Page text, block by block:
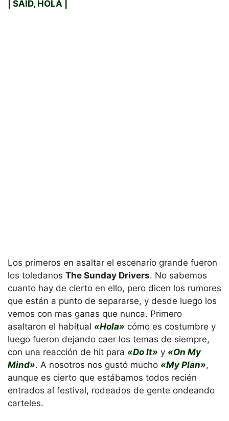
| SAID, HOLA |
Los primeros en asaltar el escenario grande fueron
los toledanos The Sunday Drivers. No sabemos
cuanto hay de cierto en ello, pero dicen los rumores
que están a punto de separarse, y desde luego los
vemos con mas ganas que nunca. Primero
asaltaron el habitual «Hola» cómo es costumbre y
luego fueron dejando caer los temas de siempre,
con una reacción de hit para «Do It» y «On My
Mind». A nosotros nos gustó mucho «My Plan»,
aunque es cierto que estábamos todos recién
entrados al festival, rodeados de gente ondeando
carteles.